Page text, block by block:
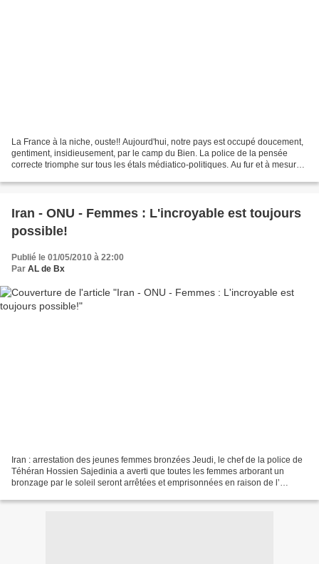
La France à la niche, ouste!! Aujourd'hui, notre pays est occupé doucement,
gentiment, insidieusement, par le camp du Bien. La police de la pensée
correcte triomphe sur tous les étals médiatico-politiques. Au fur et à mesure
Iran - ONU - Femmes : L'incroyable est toujours
possible!
Publié le 01/05/2010 à 22:00
Par AL de Bx
Iran : arrestation des jeunes femmes bronzées Jeudi, le chef de la police de
Téhéran Hossien Sajedinia a averti que toutes les femmes arborant un
bronzage par le soleil seront arrêtées et emprisonnées en raison de l’